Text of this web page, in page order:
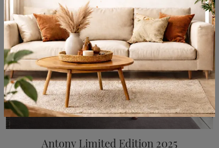
Antony Limited Edition 2025